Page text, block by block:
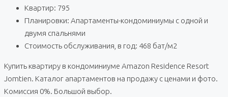
Квартир: 795
Планировки: Апартаменты-кондоминиумы с одной и
двумя спальнями
Стоимость обслуживания, в год: 468 бат/м2
Купить квартиру в кондоминиуме Amazon Residence Resort
Jomtien. Каталог апартаментов на продажу с ценами и фото.
Комиссия 0%. Большой выбор.